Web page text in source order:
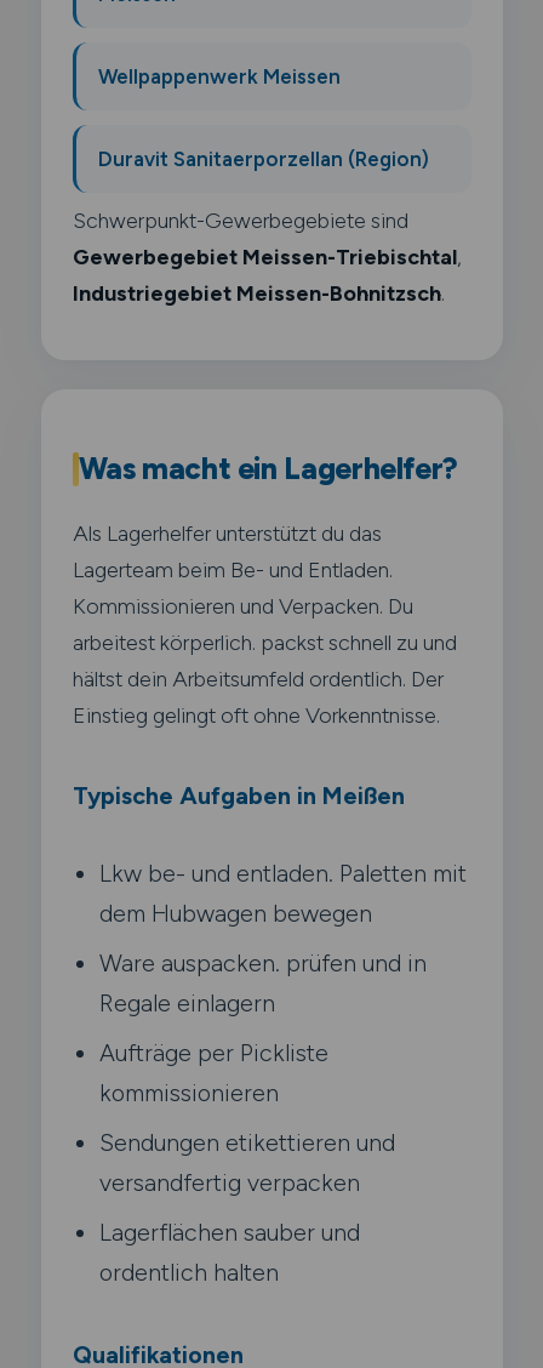
Wellpappenwerk Meissen
Duravit Sanitaerporzellan (Region)
Schwerpunkt-Gewerbegebiete sind
Gewerbegebiet Meissen-Triebischtal,
Industriegebiet Meissen-Bohnitzsch.
Was macht ein Lagerhelfer?
Als Lagerhelfer unterstützt du das
Lagerteam beim Be- und Entladen.
Kommissionieren und Verpacken. Du
arbeitest körperlich. packst schnell zu und
hältst dein Arbeitsumfeld ordentlich. Der
Einstieg gelingt oft ohne Vorkenntnisse.
Typische Aufgaben in Meißen
Lkw be- und entladen. Paletten mit
dem Hubwagen bewegen
Ware auspacken. prüfen und in
Regale einlagern
Aufträge per Pickliste
kommissionieren
Sendungen etikettieren und
versandfertig verpacken
Lagerflächen sauber und
ordentlich halten
Qualifikationen